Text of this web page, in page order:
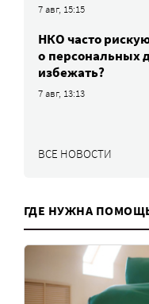
7 авг, 15:15
НКО часто
о персональных
избежать?
7 авг, 13:13
ВСЕ НОВОСТИ
ГДЕ НУЖНА